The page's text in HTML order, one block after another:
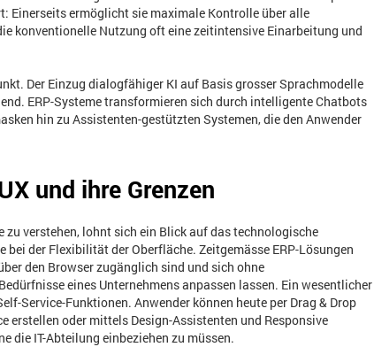
Einerseits ermöglicht sie maximale Kontrolle über alle
konventionelle Nutzung oft eine zeitintensive Einarbeitung und
Der Einzug dialogfähiger KI auf Basis grosser Sprachmodelle
ERP-Systeme transformieren sich durch intelligente Chatbots
hin zu Assistenten-gestützten Systemen, die den Anwender
und ihre Grenzen
zu verstehen, lohnt sich ein Blick auf das technologische
bei der Flexibilität der Oberfläche. Zeitgemässe ERP-Lösungen
den Browser zugänglich sind und sich ohne
eines Unternehmens anpassen lassen. Ein wesentlicher
Service-Funktionen. Anwender können heute per Drag & Drop
erstellen oder mittels Design-Assistenten und Responsive
die IT-Abteilung einbeziehen zu müssen.